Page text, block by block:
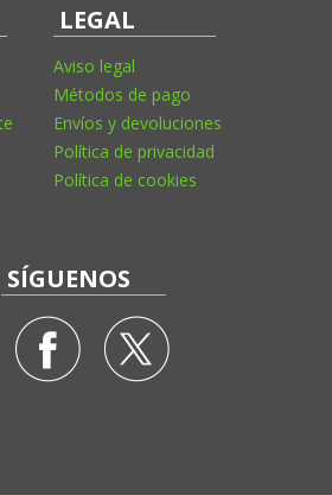
LEGAL
Aviso legal
Métodos de pago
Envíos y devoluciones
Política de privacidad
Política de cookies
SÍGUENOS